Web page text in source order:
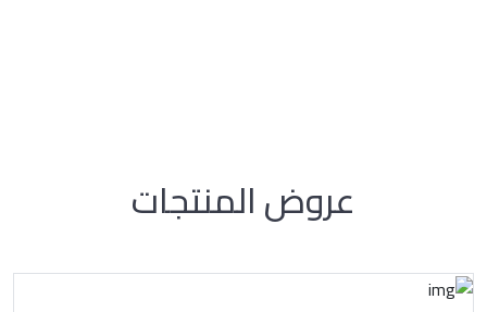
عروض المنتجات